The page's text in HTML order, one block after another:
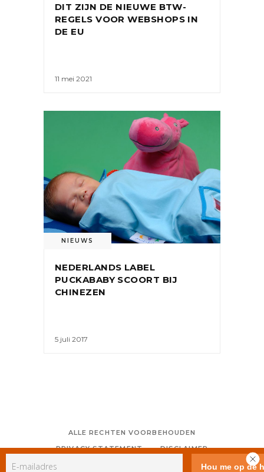
DIT ZIJN DE NIEUWE BTW-
REGELS VOOR WEBSHOPS IN
DE EU
11 mei 2021
NIEUWS
NEDERLANDS LABEL
PUCKABABY SCOORT BIJ
CHINEZEN
5 juli 2017
ALLE RECHTEN VOORBEHOUDEN
PRIVACY STATEMENT
DISCLAIMER